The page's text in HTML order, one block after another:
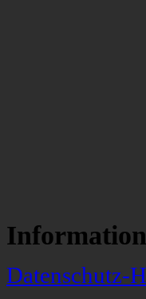
Datenschutz-